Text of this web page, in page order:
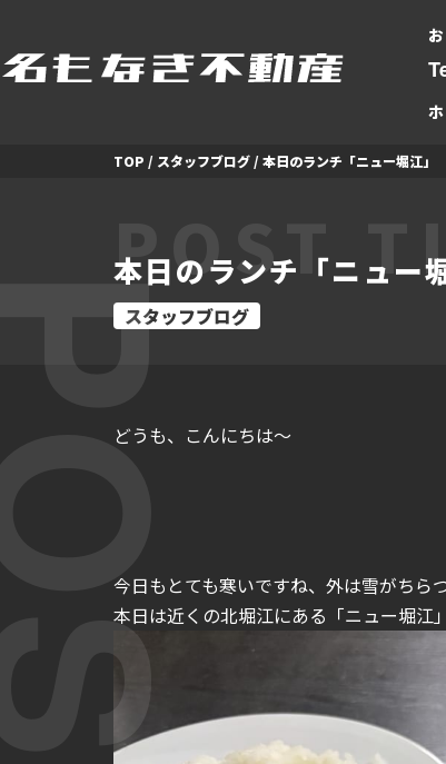
TOP / スタッフブログ / 本日のランチ「ニュー堀江」
POST
本日のランチ「ニュー
スタッフブログ
どうも、こんにちは～
今日もとても寒いですね、外は雪がちら
本日は近くの北堀江にある「ニュー堀